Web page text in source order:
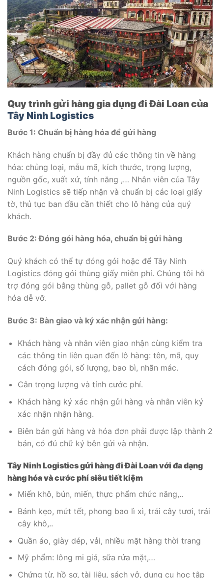
Quy trình gửi hàng gia dụng đi Đài Loan của
Tây Ninh Logistics
Bước 1: Chuẩn bị hàng hóa để gửi hàng
Khách hàng chuẩn bị đầy đủ các thông tin về hàng
hóa: chủng loại, mẫu mã, kích thước, trọng lượng,
nguồn gốc, xuất xứ, tính năng ,… Nhân viên của Tây
Ninh Logistics sẽ tiếp nhận và chuẩn bị các loại giấy
tờ, thủ tục ban đầu cần thiết cho lô hàng của quý
khách.
Bước 2: Đóng gói hàng hóa, chuẩn bị gửi hàng
Quý khách có thể tự đóng gói hoặc để Tây Ninh
Logistics đóng gói thùng giấy miễn phí. Chúng tôi hỗ
trợ đóng gói bằng thùng gỗ, pallet gỗ đối với hàng
hóa dễ vỡ.
Bước 3: Bàn giao và ký xác nhận gửi hàng:
Khách hàng và nhân viên giao nhận cùng kiểm tra
các thông tin liên quan đến lô hàng: tên, mã, quy
cách đóng gói, số lượng, bao bì, nhãn mác.
Cân trọng lượng và tính cước phí.
Khách hàng ký xác nhận gửi hàng và nhân viên ký
xác nhận nhận hàng.
Biên bản gửi hàng và hóa đơn phải được lập thành 2
bản, có đủ chữ ký bên gửi và nhận.
Tây Ninh Logistics gửi hàng đi Đài Loan với đa dạng
hàng hóa và cước phí siêu tiết kiệm
Miến khô, bún, miến, thực phẩm chức năng,..
Bánh kẹo, mứt tết, phong bao lì xì, trái cây tươi, trái
cây khô,..
Quần áo, giày dép, vải, nhiều mặt hàng thời trang
Mỹ phẩm: lông mi giả, sữa rửa mặt,…
Chứng từ, hồ sơ, tài liệu, sách vở, dụng cụ học tập